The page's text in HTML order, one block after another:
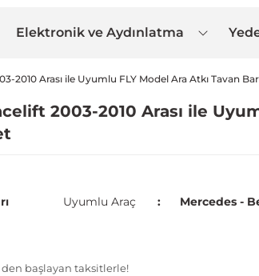
Elektronik ve Aydınlatma
2010 Arası ile Uyumlu FLY Model Ara Atkı Tavan
2003-2010 Arası ile
Uyumlu Araç Mercedes -
den başlayan taksitlerle!